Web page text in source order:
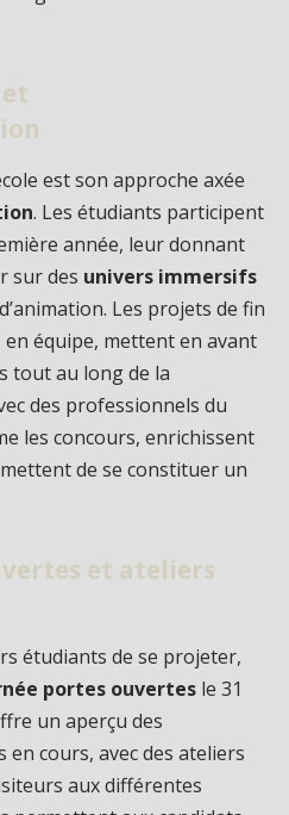
est son approche axée
. Les étudiants participent
année, leur donnant
sur des univers immersifs
Les projets de fin
en équipe, mettent en avant
tout au long de la
des professionnels du
les concours, enrichissent
de se constituer un
et ateliers
étudiants de se projeter,
portes ouvertes le 31
un aperçu des
cours, avec des ateliers
aux différentes